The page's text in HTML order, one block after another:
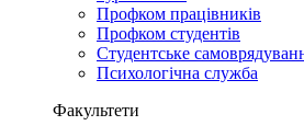
Профком працівників
Профком студентів
Студентське
Психологічна служба
Факультети